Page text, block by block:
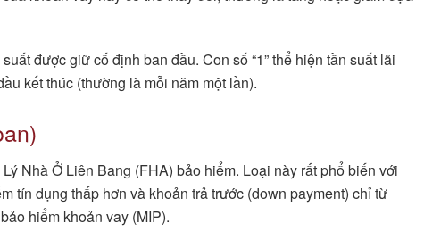
được giữ cố định ban đầu. Con số “1” thể hiện tần suất lãi
kết thúc (thường là mỗi năm một lần).
Nhà Ở Liên Bang (FHA) bảo hiểm. Loại này rất phổ biến với
tín dụng thấp hơn và khoản trả trước (down payment) chỉ từ
hiểm khoản vay (MIP).